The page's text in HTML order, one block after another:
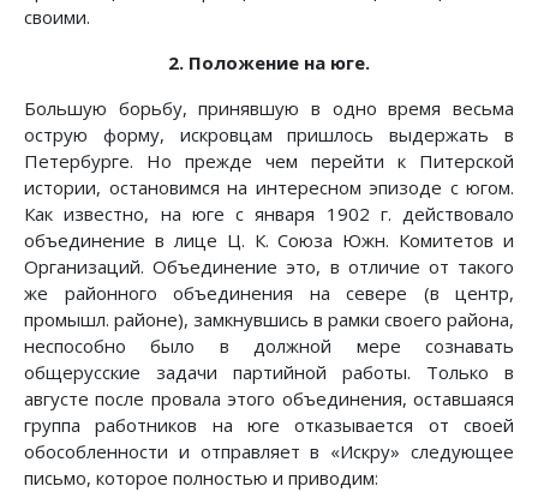
своими.
2. Положение на юге.
Большую борьбу, принявшую в одно время весьма
острую форму, искровцам пришлось выдержать в
Петербурге. Но прежде чем перейти к Питерской
истории, остановимся на интересном эпизоде с югом.
Как известно, на юге с января 1902 г. действовало
объединение в лице Ц. К. Союза Южн. Комитетов и
Организаций. Объединение это, в отличие от такого
же районного объединения на севере (в центр,
промышл. районе), замкнувшись в рамки своего района,
неспособно было в должной мере сознавать
общерусские задачи партийной работы. Только в
августе после провала этого объединения, оставшаяся
группа работников на юге отказывается от своей
обособленности и отправляет в «Искру» следующее
письмо, которое полностью и приводим: